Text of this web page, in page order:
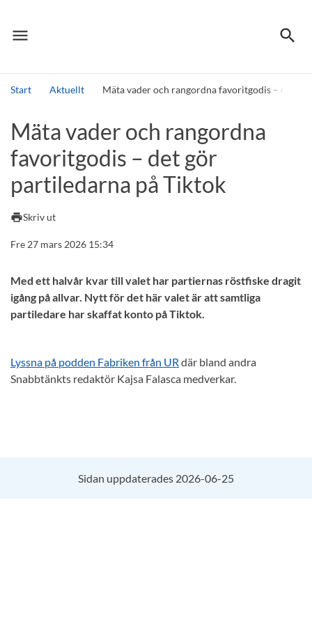
menu
Meny search
Sök
Start Aktuellt Mäta vader och rangordna favoritgodis – det
Mäta vader och rangordna
favoritgodis – det gör
partiledarna på Tiktok
printSkriv ut
Fre 27 mars 2026 15:34
Med ett halvår kvar till valet har partiernas röstfiske dragit
igång på allvar. Nytt för det här valet är att samtliga
partiledare har skaffat konto på Tiktok.
Lyssna på podden Fabriken från UR där bland andra
Snabbtänkts redaktör Kajsa Falasca medverkar.
Sidan uppdaterades 2026-06-25